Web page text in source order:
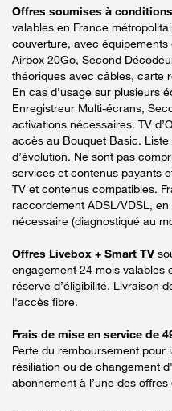
Offres soumises à
valables en France
couverture, avec équipements
Airbox 20Go, Second
théoriques avec câbles, carte
En cas d’usage sur plusieurs
Enregistreur Multi-écrans,
activations nécessaires. TV
accès au Bouquet Basic.
d’évolution. Ne sont pas
services et contenus payants
TV et contenus compatibles.
raccordement ADSL/VDSL,
nécessaire (diagnostiqué au
Offres Livebox + Smart TV
engagement 24 mois valables
réserve d’éligibilité. Livraison
l'accès fibre.
Frais de mise en service de
Perte du remboursement
résiliation ou de changement
abonnement à l’une des offres